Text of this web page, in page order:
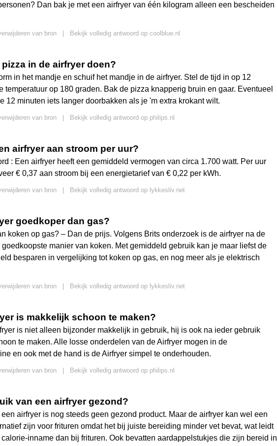
Dan bak je met een airfryer van één kilogram alleen een bescheiden
van bron Bekijk volledig antwoord op coolblue.nl
pizza in de airfryer doen?
in het mandje en schuif het mandje in de airfryer. Stel de tijd in op 12
temperatuur op 180 graden. Bak de pizza knapperig bruin en gaar. Eventueel
12 minuten iets langer doorbakken als je 'm extra krokant wilt.
van bron Bekijk volledig antwoord op philips.nl
airfryer aan stroom per uur?
: Een airfryer heeft een gemiddeld vermogen van circa 1.700 watt. Per uur
€ 0,37 aan stroom bij een energietarief van € 0,22 per kWh.
van bron Bekijk volledig antwoord op lykkesliv.net
goedkoper dan gas?
koken op gas? – Dan de prijs. Volgens Brits onderzoek is de airfryer na de
goedkoopste manier van koken. Met gemiddeld gebruik kan je maar liefst de
besparen in vergelijking tot koken op gas, en nog meer als je elektrisch
van bron Bekijk volledig antwoord op lykkesliv.net
is makkelijk schoon te maken?
is niet alleen bijzonder makkelijk in gebruik, hij is ook na ieder gebruik
te maken. Alle losse onderdelen van de Airfryer mogen in de
en ook met de hand is de Airfryer simpel te onderhouden.
van bron Bekijk volledig antwoord op philips.nl
van een airfryer gezond?
airfryer is nog steeds geen gezond product. Maar de airfryer kan wel een
zijn voor frituren omdat het bij juiste bereiding minder vet bevat, wat leidt
inname dan bij frituren. Ook bevatten aardappelstukjes die zijn bereid in